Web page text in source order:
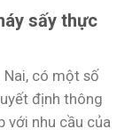
sấy thực
có một số
định thông
với nhu cầu của